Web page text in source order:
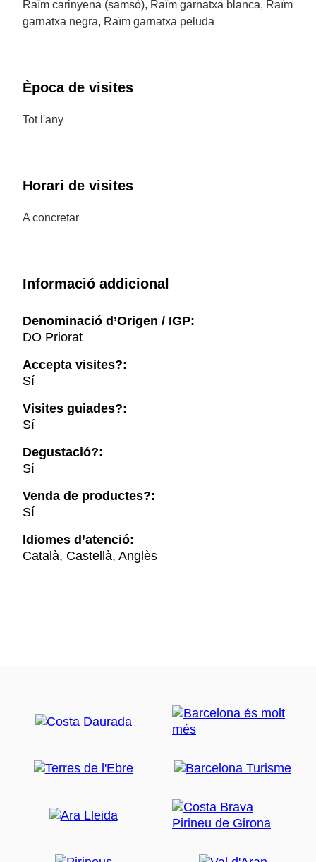
Raïm carinyena (samsó), Raïm garnatxa blanca, Raïm
garnatxa negra, Raïm garnatxa peluda
Època de visites
Tot l'any
Horari de visites
A concretar
Informació addicional
Denominació d’Origen / IGP:
DO Priorat
Accepta visites?:
Sí
Visites guiades?:
Sí
Degustació?:
Sí
Venda de productes?:
Sí
Idiomes d’atenció:
Català, Castellà, Anglès